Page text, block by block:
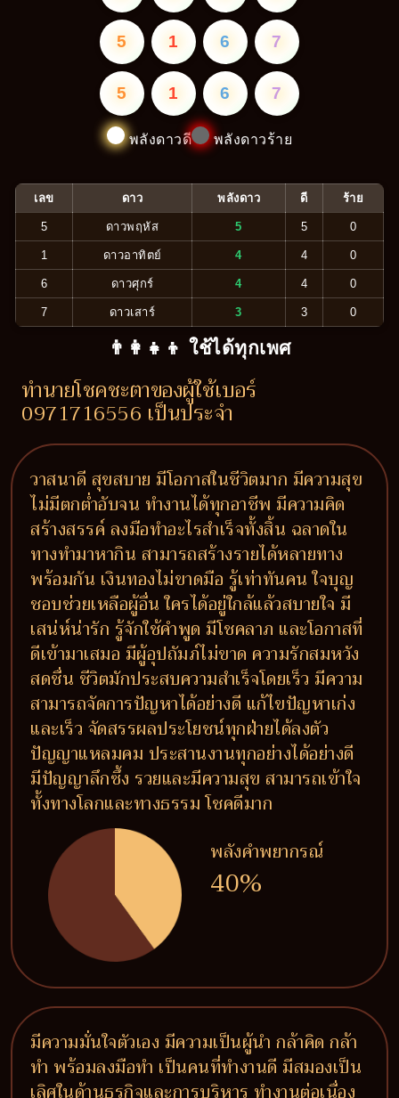
5 1 6 7
5 1 6 7
พลังดาวดี พลังดาวร้าย
เลข ดาว พลังดาว ดี ร้าย
5 ดาวพฤหัส 5 5 0
1 ดาวอาทิตย์ 4 4 0
6 ดาวศุกร์ 4 4 0
7 ดาวเสาร์ 3 3 0
👨‍👩‍👧‍👦 ใช้ได้ทุกเพศ
ทำนายโชคชะตาของผู้ใช้เบอร์
0971716556 เป็นประจำ
วาสนาดี สุขสบาย มีโอกาสในชีวิตมาก มีความสุข
ไม่มีตกต่ำอับจน ทำงานได้ทุกอาชีพ มีความคิด
สร้างสรรค์ ลงมือทำอะไรสำเร็จทั้งสิ้น ฉลาดใน
ทางทำมาหากิน สามารถสร้างรายได้หลายทาง
พร้อมกัน เงินทองไม่ขาดมือ รู้เท่าทันคน ใจบุญ
ชอบช่วยเหลือผู้อื่น ใครได้อยู่ใกล้แล้วสบายใจ มี
เสน่ห์น่ารัก รู้จักใช้คำพูด มีโชคลาภ และโอกาสที่
ดีเข้ามาเสมอ มีผู้อุปถัมภ์ไม่ขาด ความรักสมหวัง
สดชื่น ชีวิตมักประสบความสำเร็จโดยเร็ว มีความ
สามารถจัดการปัญหาได้อย่างดี แก้ไขปัญหาเก่ง
และเร็ว จัดสรรผลประโยชน์ทุกฝ่ายได้ลงตัว
ปัญญาแหลมคม ประสานงานทุกอย่างได้อย่างดี
มีปัญญาลึกซึ้ง รวยและมีความสุข สามารถเข้าใจ
ทั้งทางโลกและทางธรรม โชคดีมาก
พลังคำพยากรณ์
40%
มีความมั่นใจตัวเอง มีความเป็นผู้นำ กล้าคิด กล้า
ทำ พร้อมลงมือทำ เป็นคนที่ทำงานดี มีสมองเป็น